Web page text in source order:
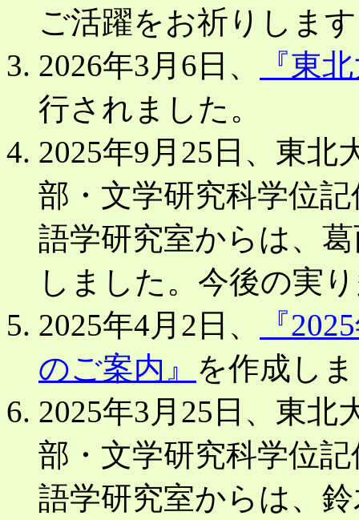
ご活躍をお祈りしま
2026年3月6日、
『東
行されました。
2025年9月25日、東北
部・文学研究科学位
語学研究室からは、
しました。今後の実
2025年4月2日、
『
のご案内』 を作成し
2025年3月25日、東北
部・文学研究科学位
語学研究室からは、